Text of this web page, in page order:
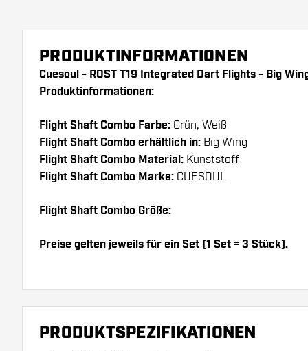
PRODUKTINFORMATIONEN
Cuesoul - ROST T19 Integrated Dart Flights - Big
Produktinformationen:
Flight Shaft Combo Farbe: Grün, Weiß
Flight Shaft Combo erhältlich in: Big Wing
Flight Shaft Combo Material: Kunststoff
Flight Shaft Combo Marke: CUESOUL
Flight Shaft Combo Größe:
Preise gelten jeweils für ein Set (1 Set = 3 Stück).
durch Gebrauch abnutzen oder brechen.
PRODUKTSPEZIFIKATIONEN